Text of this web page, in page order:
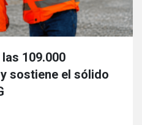
109.000
sostiene el sólido